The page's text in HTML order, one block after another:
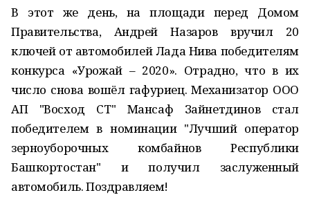
В этот же день, на площади перед Домом
Правительства, Андрей Назаров вручил 20
ключей от автомобилей Лада Нива победителям
конкурса «Урожай – 2020». Отрадно, что в их
число снова вошёл гафуриец. Механизатор ООО
АП "Восход СТ" Мансаф Зайнетдинов стал
победителем в номинации "Лучший оператор
зерноуборочных комбайнов Республики
Башкортостан" и получил заслуженный
автомобиль. Поздравляем!